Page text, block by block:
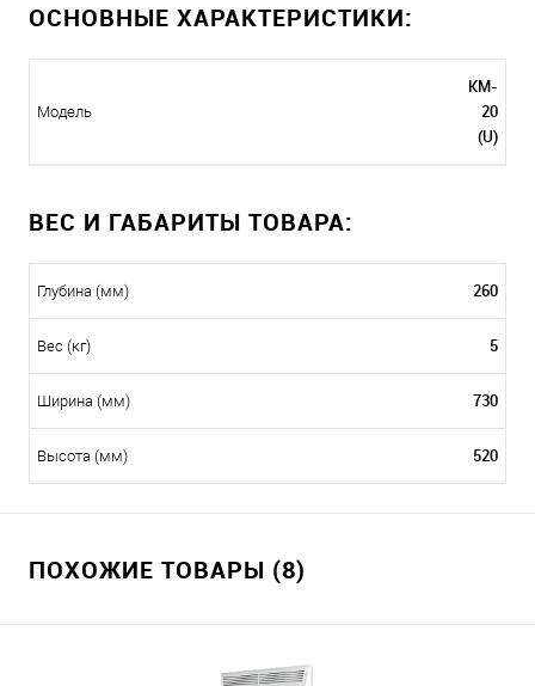
ОСНОВНЫЕ ХАРАКТЕРИСТИКИ:
Модель
KM-
20
(U)
ВЕС И ГАБАРИТЫ ТОВАРА:
Глубина (мм) 260
Вес (кг) 5
Ширина (мм) 730
Высота (мм) 520
ПОХОЖИЕ ТОВАРЫ (8)